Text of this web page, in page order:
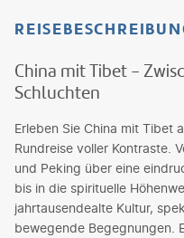
China mit Tibet -
Schluchten
Erleben Sie China mit Tibet
Rundreise voller Kontraste.
und Peking über eine
bis in die spirituelle
jahrtausendealte Kultur,
bewegende Begegnungen.